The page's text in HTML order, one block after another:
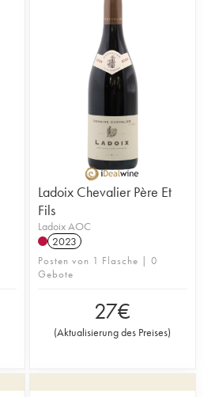
Ladoix Chevalier Père Et
Fils
Ladoix AOC
2023
Posten von 1 Flasche | 0
Gebote
27€
(Aktualisierung des Preises)